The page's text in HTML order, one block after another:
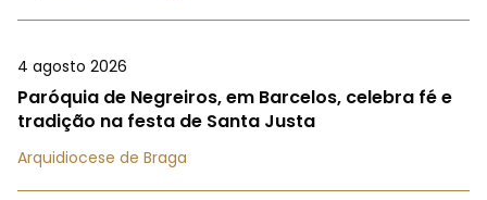
4 agosto 2026
Paróquia de Negreiros, em Barcelos, celebra fé e
tradição na festa de Santa Justa
Arquidiocese de Braga